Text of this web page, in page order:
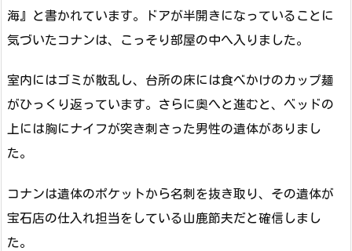
海』と書かれています。ドアが半開きになっていることに
気づいたコナンは、こっそり部屋の中へ入りました。
室内にはゴミが散乱し、台所の床には食べかけのカップ麺
がひっくり返っています。さらに奥へと進むと、ベッドの
上には胸にナイフが突き刺さった男性の遺体がありまし
た。
コナンは遺体のポケットから名刺を抜き取り、その遺体が
宝石店の仕入れ担当をしている山鹿節夫だと確信しまし
た。